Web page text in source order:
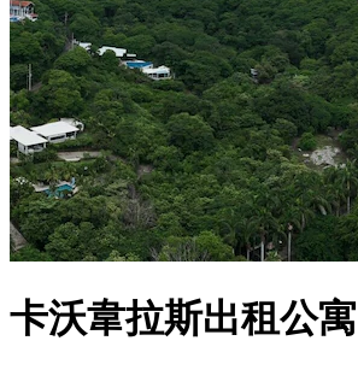
卡沃韋拉斯出租公寓